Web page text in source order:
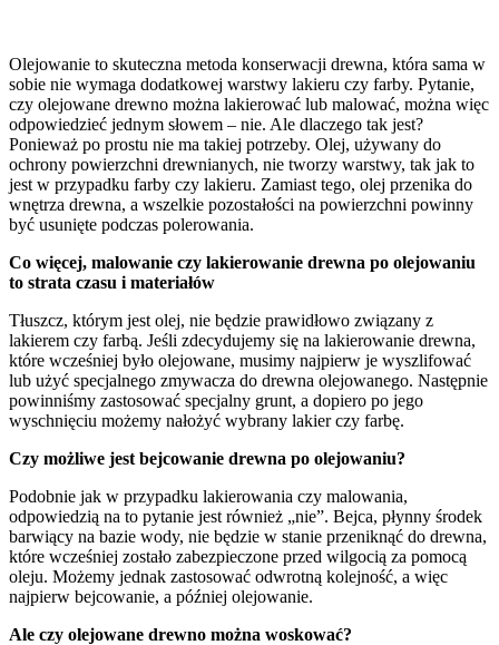
Olejowanie to skuteczna metoda konserwacji drewna, która sama w
sobie nie wymaga dodatkowej warstwy lakieru czy farby. Pytanie,
czy olejowane drewno można lakierować lub malować, można więc
odpowiedzieć jednym słowem – nie. Ale dlaczego tak jest?
Ponieważ po prostu nie ma takiej potrzeby. Olej, używany do
ochrony powierzchni drewnianych, nie tworzy warstwy, tak jak to
jest w przypadku farby czy lakieru. Zamiast tego, olej przenika do
wnętrza drewna, a wszelkie pozostałości na powierzchni powinny
być usunięte podczas polerowania.
Co więcej, malowanie czy lakierowanie drewna po olejowaniu
to strata czasu i materiałów
Tłuszcz, którym jest olej, nie będzie prawidłowo związany z
lakierem czy farbą. Jeśli zdecydujemy się na lakierowanie drewna,
które wcześniej było olejowane, musimy najpierw je wyszlifować
lub użyć specjalnego zmywacza do drewna olejowanego. Następnie
powinniśmy zastosować specjalny grunt, a dopiero po jego
wyschnięciu możemy nałożyć wybrany lakier czy farbę.
Czy możliwe jest bejcowanie drewna po olejowaniu?
Podobnie jak w przypadku lakierowania czy malowania,
odpowiedzią na to pytanie jest również „nie”. Bejca, płynny środek
barwiący na bazie wody, nie będzie w stanie przeniknąć do drewna,
które wcześniej zostało zabezpieczone przed wilgocią za pomocą
oleju. Możemy jednak zastosować odwrotną kolejność, a więc
najpierw bejcowanie, a później olejowanie.
Ale czy olejowane drewno można woskować?